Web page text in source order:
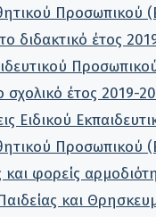
Προσωπικού
διδακτικό έτος
σχολικό έτος 2019-
Ειδικού
Προσωπικού
και φορείς
και